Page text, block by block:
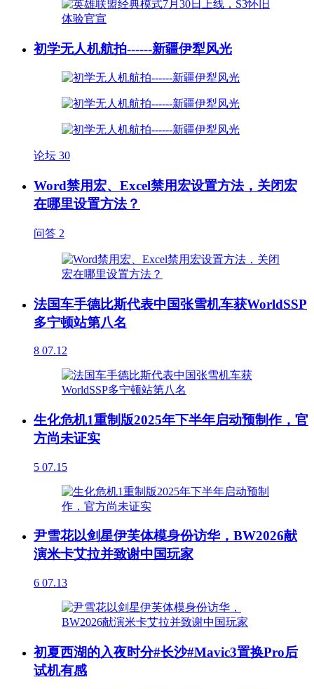
初学无人机航拍------新疆伊犁风光
论坛 30
Word禁用宏、Excel禁用宏设置方法，关闭宏
在哪里设置方法？
问答 2
法国车手德比斯代表中国张雪机车获WorldSSP
多宁顿站第八名
8 07.12
生化危机1重制版2025年下半年启动预制作，官
方尚未证实
5 07.15
尹雪花以剑星伊芙体模身份访华，BW2026献
演米卡艾拉并致谢中国玩家
6 07.13
初夏西湖的入夜时分#长沙#Mavic3置换Pro后
试机有感